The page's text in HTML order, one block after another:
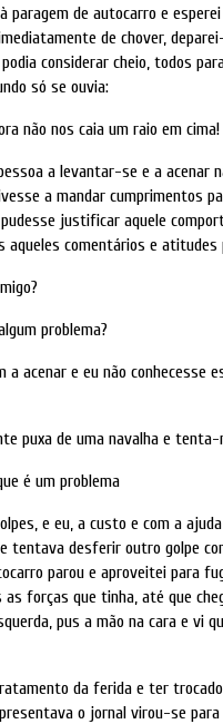
paragem de autocarro e
de chover,
considerar cheio, todos
só se ouvia:
não nos caia um raio em cima!
a levantar-se e a acenar
a mandar cumprimentos
justificar aquele
aqueles comentários e atitudes
problema?
acenar e eu não conhecesse
puxa de uma navalha e
é um problema
e eu, a custo e com a
tentava desferir outro golpe
parou e aproveitei para
forças que tinha, até que
pus a mão na cara e vi
da ferida e ter
o jornal virou-se